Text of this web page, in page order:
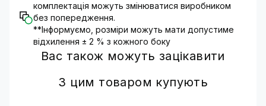
комплектація можуть змінюватися виробником
без попередження.
**Інформуємо, розміри можуть мати допустиме
відхилення ± 2 % з кожного боку
Вас також можуть зацікавити
З цим товаром купують